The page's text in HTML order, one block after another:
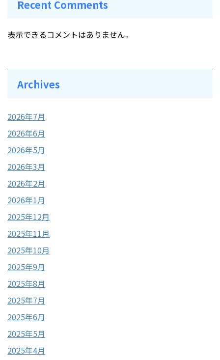
Recent Comments
表示できるコメントはありません。
Archives
2026年7月
2026年6月
2026年5月
2026年3月
2026年2月
2026年1月
2025年12月
2025年11月
2025年10月
2025年9月
2025年8月
2025年7月
2025年6月
2025年5月
2025年4月